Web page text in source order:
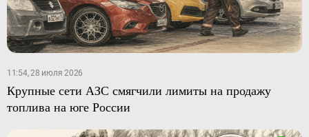
11:54, 28 июля 2026
Крупные сети АЗС смягчили лимиты на продажу
топлива на юге России